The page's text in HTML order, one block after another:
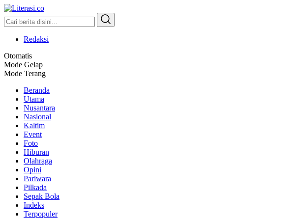
Literasi.co
Pilar Informasi
Redaksi
Otomatis
Mode Gelap
Mode Terang
Beranda
Utama
Nusantara
Nasional
Kaltim
Event
Foto
Hiburan
Olahraga
Opini
Pariwara
Pilkada
Sepak Bola
Indeks
Terpopuler